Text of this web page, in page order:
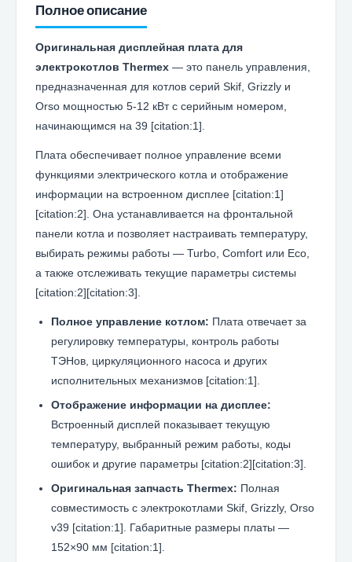
Полное описание
Оригинальная дисплейная плата для
электрокотлов Thermex — это панель управления,
предназначенная для котлов серий Skif, Grizzly и
Orso мощностью 5-12 кВт с серийным номером,
начинающимся на 39 [citation:1].
Плата обеспечивает полное управление всеми
функциями электрического котла и отображение
информации на встроенном дисплее [citation:1]
[citation:2]. Она устанавливается на фронтальной
панели котла и позволяет настраивать температуру,
выбирать режимы работы — Turbo, Comfort или Eco,
а также отслеживать текущие параметры системы
[citation:2][citation:3].
Полное управление котлом: Плата отвечает за
регулировку температуры, контроль работы
ТЭНов, циркуляционного насоса и других
исполнительных механизмов [citation:1].
Отображение информации на дисплее:
Встроенный дисплей показывает текущую
температуру, выбранный режим работы, коды
ошибок и другие параметры [citation:2][citation:3].
Оригинальная запчасть Thermex: Полная
совместимость с электрокотлами Skif, Grizzly, Orso
v39 [citation:1]. Габаритные размеры платы —
152×90 мм [citation:1].